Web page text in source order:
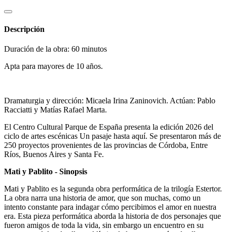
Descripción
Duración de la obra: 60 minutos
Apta para mayores de 10 años.
Dramaturgia y dirección: Micaela Irina Zaninovich. Actúan: Pablo
Racciatti y Matías Rafael Marta.
El Centro Cultural Parque de España presenta la edición 2026 del
ciclo de artes escénicas Un pasaje hasta aquí. Se presentaron más de
250 proyectos provenientes de las provincias de Córdoba, Entre
Ríos, Buenos Aires y Santa Fe.
Mati y Pablito - Sinopsis
Mati y Pablito es la segunda obra performática de la trilogía Estertor.
La obra narra una historia de amor, que son muchas, como un
intento constante para indagar cómo percibimos el amor en nuestra
era. Esta pieza performática aborda la historia de dos personajes que
fueron amigos de toda la vida, sin embargo un encuentro en su